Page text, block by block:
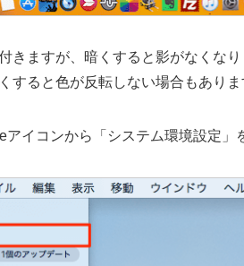
きますが、暗くすると影がなくな
すると色が反転しない場合もありま
イコンから「システム環境設定」